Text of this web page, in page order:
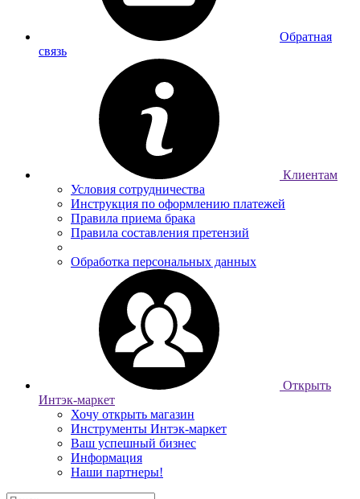
Обратная
связь
Клиентам
Условия сотрудничества
Инструкция по оформлению платежей
Правила приема брака
Правила составления претензий
Обработка персональных данных
Открыть
Интэк-маркет
Хочу открыть магазин
Инструменты Интэк-маркет
Ваш успешный бизнес
Информация
Наши партнеры!